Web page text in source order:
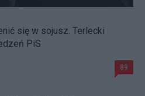
się w sojusz. Terlecki
PiS
89